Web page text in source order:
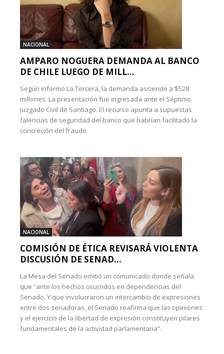
NACIONAL
AMPARO NOGUERA DEMANDA AL BANCO
DE CHILE LUEGO DE MILL...
Según informó La Tercera, la demanda asciende a $528
millones. La presentación fue ingresada ante el Séptimo
Juzgado Civil de Santiago. El recurso apunta a supuestas
falencias de seguridad del banco que habrían facilitado la
concreción del fraude.
NACIONAL
COMISIÓN DE ÉTICA REVISARÁ VIOLENTA
DISCUSIÓN DE SENAD...
La Mesa del Senado emitió un comunicado donde señala
que “ante los hechos ocurridos en dependencias del
Senado. Y que involucraron un intercambio de expresiones
entre dos senadoras, el Senado reafirma que las opiniones
y el ejercicio de la libertad de expresión constituyen pilares
fundamentales de la actividad parlamentaria”.